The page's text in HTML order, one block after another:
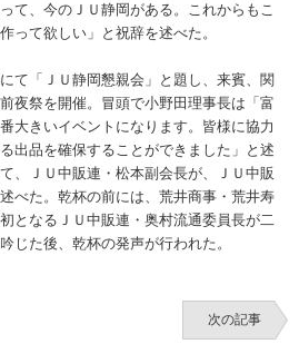
て、今のＪＵ静岡がある。これからもこ
って欲しい」と祝辞を述べた。
て「ＪＵ静岡懇親会」と題し、来賓、関
夜祭を開催。冒頭で小野田理事長は「富
大きいイベントになります。皆様に協力
出品を確保することができました」と述
、ＪＵ中販連・松本副会長が、ＪＵ中販
べた。乾杯の前には、荒井商事・荒井寿
となるＪＵ中販連・奥村流通委員長が二
じた後、乾杯の発声が行われた。
次の記事